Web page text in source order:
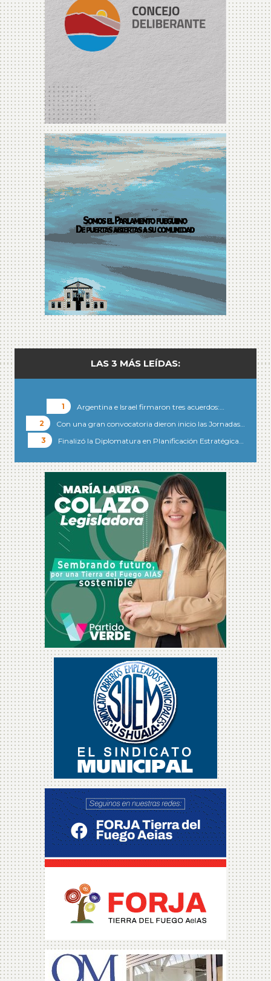
LAS 3 MÁS LEÍDAS:
Argentina e Israel firmaron tres acuerdos:…
Con una gran convocatoria dieron inicio las Jornadas…
Finalizó la Diplomatura en Planificación Estratégica…